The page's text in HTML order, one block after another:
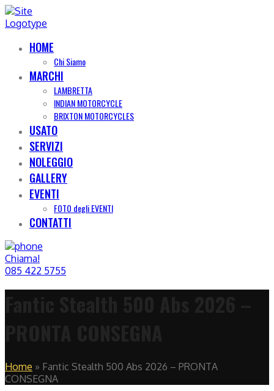
HOME
Chi Siamo
MARCHI
LAMBRETTA
INDIAN MOTORCYCLE
BRIXTON MOTORCYCLES
USATO
SERVIZI
NOLEGGIO
GALLERY
EVENTI
FOTO degli EVENTI
CONTATTI
Chiama!
085 422 5755
Home » Fantic Stealth 500 Abs 2026 – PRONTA
CONSEGNA